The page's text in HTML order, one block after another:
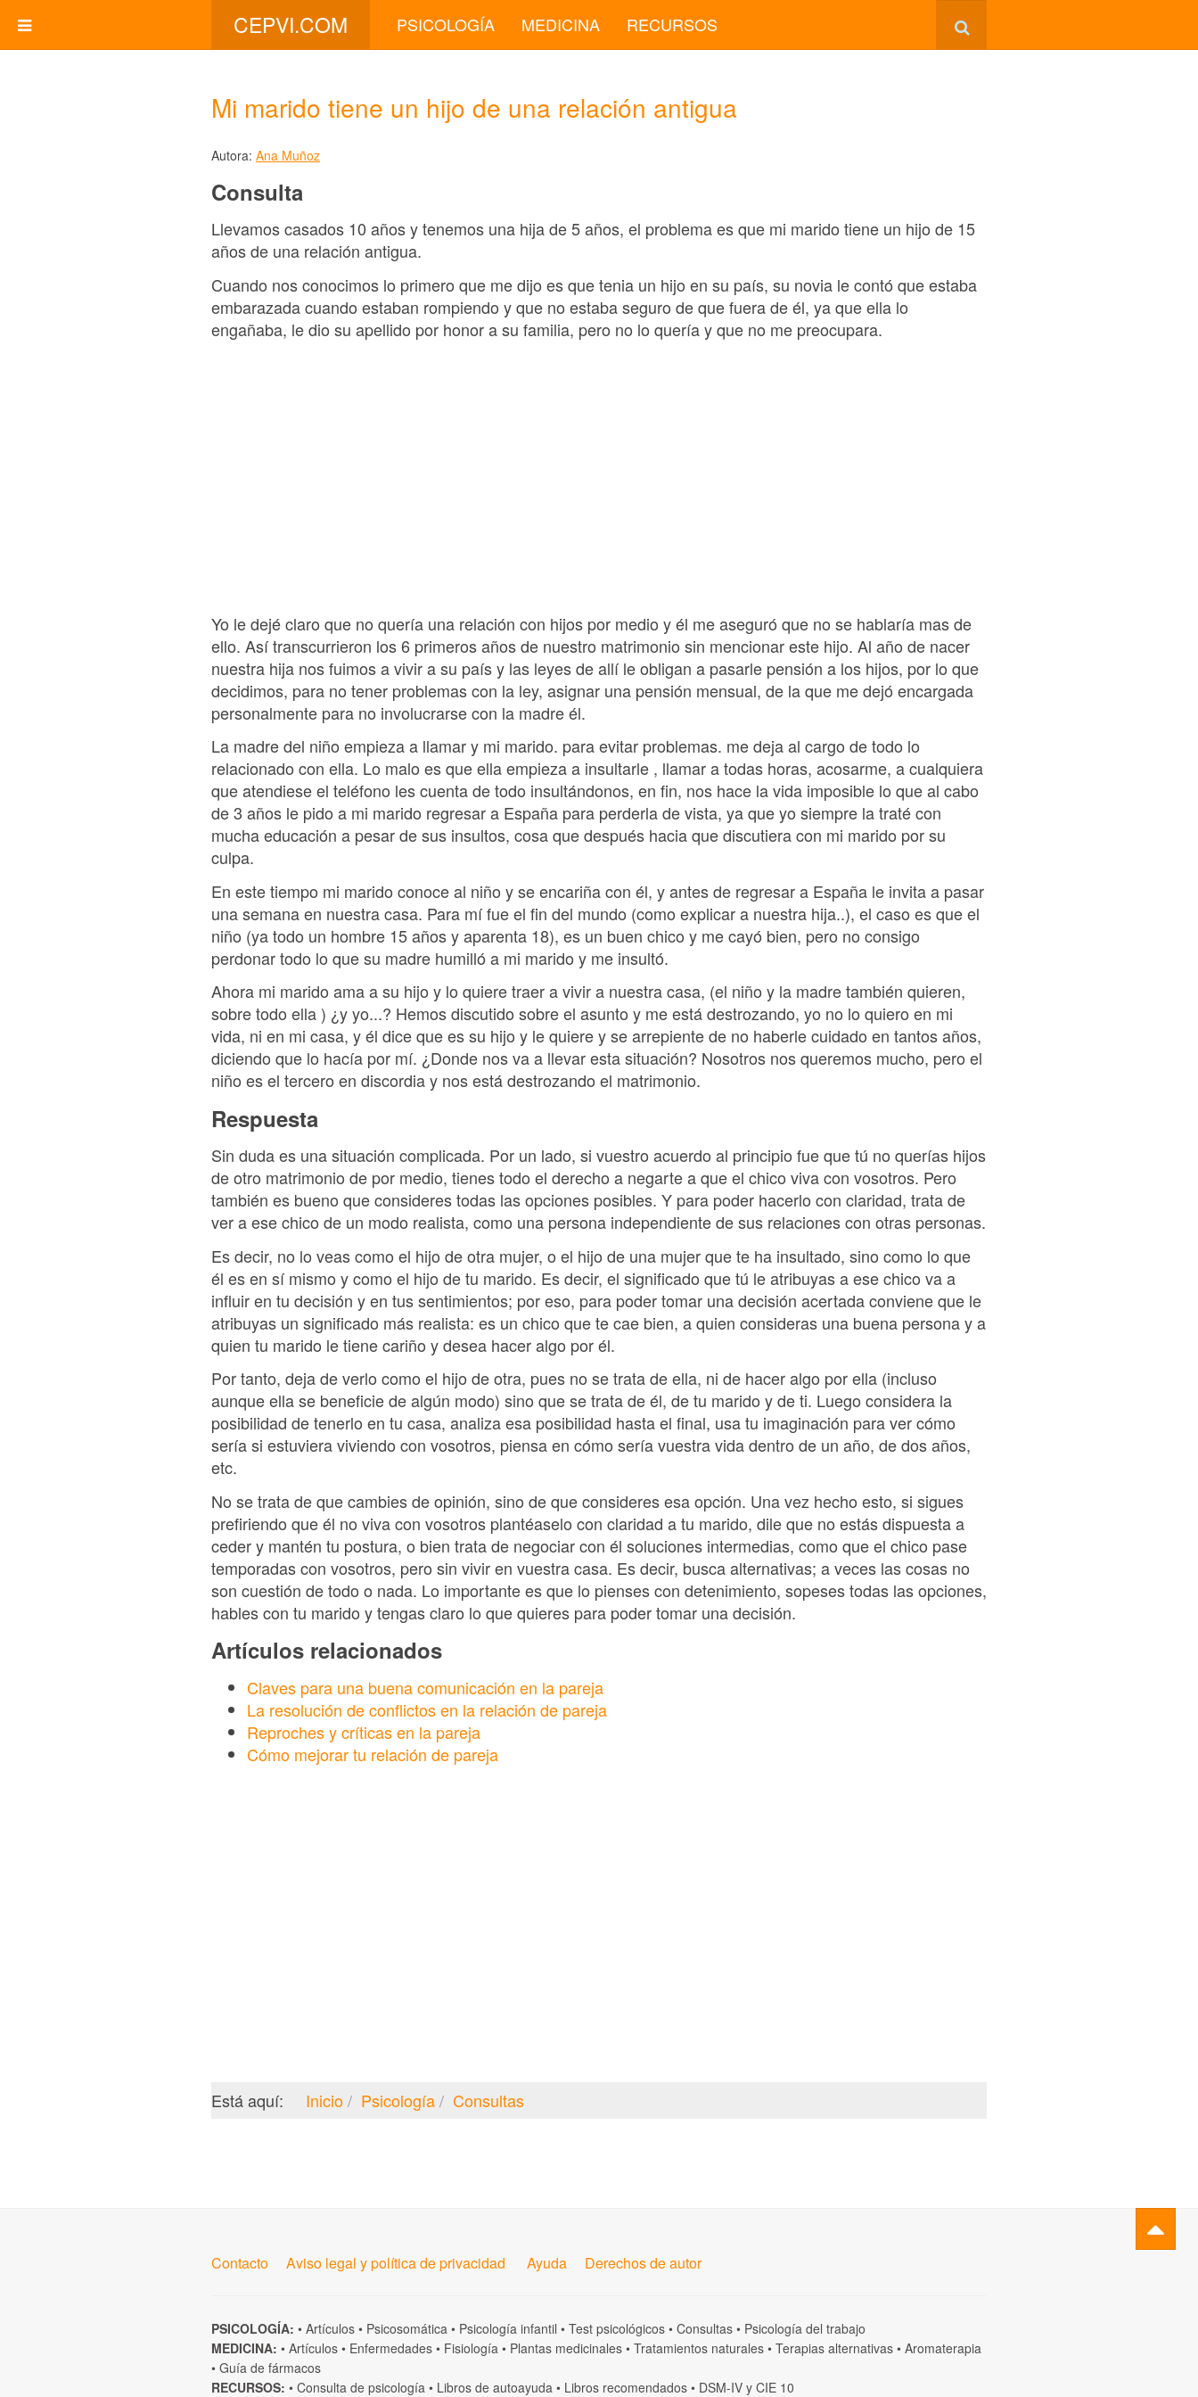
CEPVI.COM PSICOLOGÍA MEDICINA RECURSOS
Mi marido tiene un hijo de una relación antigua
Autora: Ana Muñoz
Consulta
Llevamos casados 10 años y tenemos una hija de 5 años, el problema es que mi marido tiene un hijo de 15
años de una relación antigua.
Cuando nos conocimos lo primero que me dijo es que tenia un hijo en su país, su novia le contó que estaba
embarazada cuando estaban rompiendo y que no estaba seguro de que fuera de él, ya que ella lo
engañaba, le dio su apellido por honor a su familia, pero no lo quería y que no me preocupara.
Yo le dejé claro que no quería una relación con hijos por medio y él me aseguró que no se hablaría mas de
ello. Así transcurrieron los 6 primeros años de nuestro matrimonio sin mencionar este hijo. Al año de nacer
nuestra hija nos fuimos a vivir a su país y las leyes de allí le obligan a pasarle pensión a los hijos, por lo que
decidimos, para no tener problemas con la ley, asignar una pensión mensual, de la que me dejó encargada
personalmente para no involucrarse con la madre él.
La madre del niño empieza a llamar y mi marido. para evitar problemas. me deja al cargo de todo lo
relacionado con ella. Lo malo es que ella empieza a insultarle , llamar a todas horas, acosarme, a cualquiera
que atendiese el teléfono les cuenta de todo insultándonos, en fin, nos hace la vida imposible lo que al cabo
de 3 años le pido a mi marido regresar a España para perderla de vista, ya que yo siempre la traté con
mucha educación a pesar de sus insultos, cosa que después hacia que discutiera con mi marido por su
culpa.
En este tiempo mi marido conoce al niño y se encariña con él, y antes de regresar a España le invita a pasar
una semana en nuestra casa. Para mí fue el fin del mundo (como explicar a nuestra hija..), el caso es que el
niño (ya todo un hombre 15 años y aparenta 18), es un buen chico y me cayó bien, pero no consigo
perdonar todo lo que su madre humilló a mi marido y me insultó.
Ahora mi marido ama a su hijo y lo quiere traer a vivir a nuestra casa, (el niño y la madre también quieren,
sobre todo ella ) ¿y yo...? Hemos discutido sobre el asunto y me está destrozando, yo no lo quiero en mi
vida, ni en mi casa, y él dice que es su hijo y le quiere y se arrepiente de no haberle cuidado en tantos años,
diciendo que lo hacía por mí. ¿Donde nos va a llevar esta situación? Nosotros nos queremos mucho, pero el
niño es el tercero en discordia y nos está destrozando el matrimonio.
Respuesta
Sin duda es una situación complicada. Por un lado, si vuestro acuerdo al principio fue que tú no querías hijos
de otro matrimonio de por medio, tienes todo el derecho a negarte a que el chico viva con vosotros. Pero
también es bueno que consideres todas las opciones posibles. Y para poder hacerlo con claridad, trata de
ver a ese chico de un modo realista, como una persona independiente de sus relaciones con otras personas.
Es decir, no lo veas como el hijo de otra mujer, o el hijo de una mujer que te ha insultado, sino como lo que
él es en sí mismo y como el hijo de tu marido. Es decir, el significado que tú le atribuyas a ese chico va a
influir en tu decisión y en tus sentimientos; por eso, para poder tomar una decisión acertada conviene que le
atribuyas un significado más realista: es un chico que te cae bien, a quien consideras una buena persona y a
quien tu marido le tiene cariño y desea hacer algo por él.
Por tanto, deja de verlo como el hijo de otra, pues no se trata de ella, ni de hacer algo por ella (incluso
aunque ella se beneficie de algún modo) sino que se trata de él, de tu marido y de ti. Luego considera la
posibilidad de tenerlo en tu casa, analiza esa posibilidad hasta el final, usa tu imaginación para ver cómo
sería si estuviera viviendo con vosotros, piensa en cómo sería vuestra vida dentro de un año, de dos años,
etc.
No se trata de que cambies de opinión, sino de que consideres esa opción. Una vez hecho esto, si sigues
prefiriendo que él no viva con vosotros plantéaselo con claridad a tu marido, dile que no estás dispuesta a
ceder y mantén tu postura, o bien trata de negociar con él soluciones intermedias, como que el chico pase
temporadas con vosotros, pero sin vivir en vuestra casa. Es decir, busca alternativas; a veces las cosas no
son cuestión de todo o nada. Lo importante es que lo pienses con detenimiento, sopeses todas las opciones,
hables con tu marido y tengas claro lo que quieres para poder tomar una decisión.
Artículos relacionados
Claves para una buena comunicación en la pareja
La resolución de conflictos en la relación de pareja
Reproches y críticas en la pareja
Cómo mejorar tu relación de pareja
Está aquí: Inicio Psicología Consultas
Contacto Aviso legal y política de privacidad Ayuda Derechos de autor
PSICOLOGÍA: • Artículos • Psicosomática • Psicología infantil • Test psicológicos • Consultas • Psicología del trabajo
MEDICINA: • Artículos • Enfermedades • Fisiología • Plantas medicinales • Tratamientos naturales • Terapias alternativas • Aromaterapia
• Guía de fármacos
RECURSOS: • Consulta de psicología • Libros de autoayuda • Libros recomendados • DSM-IV y CIE 10